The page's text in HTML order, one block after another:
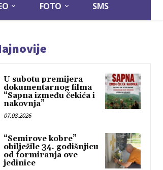
FOTO SMS
U subotu premijera
dokumentarnog filma
“Sapna između čekića i
nakovnja”
07.08.2026
“Semirove kobre”
obilježile 34. godišnjicu
od formiranja ove
jedinice